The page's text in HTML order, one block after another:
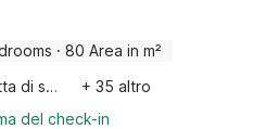
· 80 Area in m²
Cassetta di sabbia
+ 35 altro
del check-in